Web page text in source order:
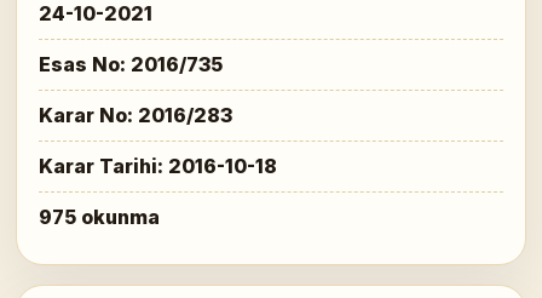
24-10-2021
Esas No: 2016/735
Karar No: 2016/283
Karar Tarihi: 2016-10-18
975 okunma